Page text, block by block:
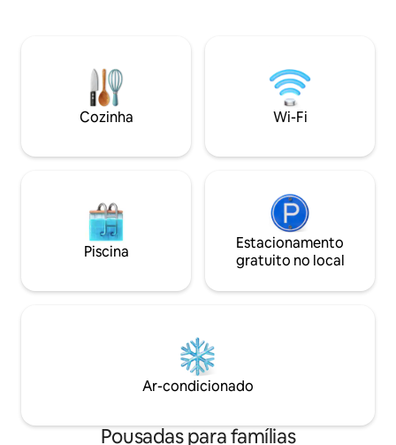
piso dormimos, cozinhamos, nos
divertimos durante os dias de verão e
trabalhamos em nosso escritório
privado. No segundo andar, com 40
usar o espaço aberto da galeria, passar
mesmo no inverno, e dormirá no quarto
romântico do sótão com a clarabóia
acima. O mar, a comida e a bebida, as
pessoas e os lugares se misturam por
que você está procurando. O espaço do
telhado. Claro, o quarto no sótão e o
banheiro anexo são exclusivamente
seus, com sua própria porta parafusada.
Em caso de chegada antecipada, você
escritório, ao lado da entrada, no
fim de semana
banheiro
equipada, que
máquina de café,
uma vista
sistema de home theater.
também tem seu
onde você pode
sol magnífico e
serenidade. Mais informações:
Cozinha Wi-Fi
Piscina
Estacionamento
gratuito no local
Ar-condicionado
Pousadas para famílias